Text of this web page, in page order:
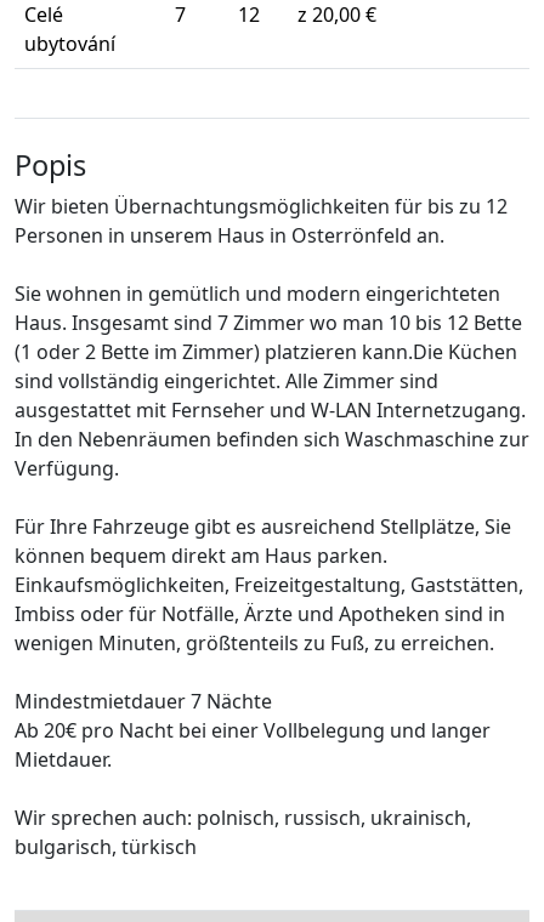
Celé
ubytování
7 12 z 20,00 €
Popis
Wir bieten Übernachtungsmöglichkeiten für bis zu 12
Personen in unserem Haus in Osterrönfeld an.
Sie wohnen in gemütlich und modern eingerichteten
Haus. Insgesamt sind 7 Zimmer wo man 10 bis 12 Bette
(1 oder 2 Bette im Zimmer) platzieren kann.Die Küchen
sind vollständig eingerichtet. Alle Zimmer sind
ausgestattet mit Fernseher und W-LAN Internetzugang.
In den Nebenräumen befinden sich Waschmaschine zur
Verfügung.
Für Ihre Fahrzeuge gibt es ausreichend Stellplätze, Sie
können bequem direkt am Haus parken.
Einkaufsmöglichkeiten, Freizeitgestaltung, Gaststätten,
Imbiss oder für Notfälle, Ärzte und Apotheken sind in
wenigen Minuten, größtenteils zu Fuß, zu erreichen.
Mindestmietdauer 7 Nächte
Ab 20€ pro Nacht bei einer Vollbelegung und langer
Mietdauer.
Wir sprechen auch: polnisch, russisch, ukrainisch,
bulgarisch, türkisch